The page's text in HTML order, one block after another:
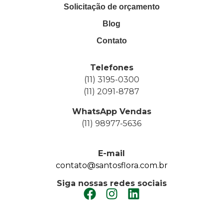
Solicitação de orçamento
Blog
Contato
Telefones
(11) 3195-0300
(11) 2091-8787
WhatsApp Vendas
(11) 98977-5636
E-mail
contato@santosflora.com.br
Siga nossas redes sociais